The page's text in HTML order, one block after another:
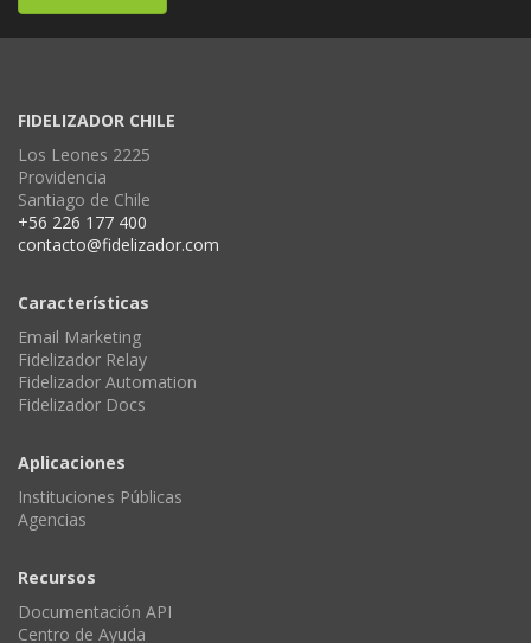
FIDELIZADOR CHILE
Los Leones 2225
Providencia
Santiago de Chile
+56 226 177 400
contacto@fidelizador.com
Características
Email Marketing
Fidelizador Relay
Fidelizador Automation
Fidelizador Docs
Aplicaciones
Instituciones Públicas
Agencias
Recursos
Documentación API
Centro de Ayuda